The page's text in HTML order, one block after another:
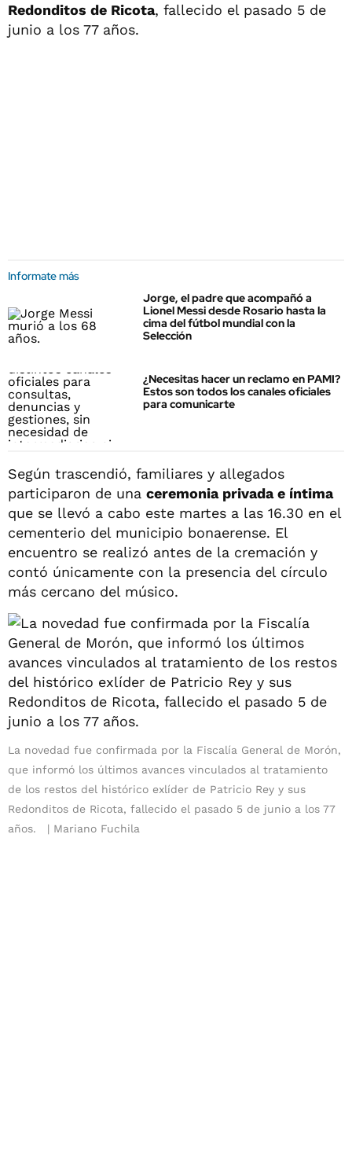
Redonditos de Ricota, fallecido el pasado 5 de
junio a los 77 años.
Informate más
Jorge, el padre que acompañó a
Lionel Messi desde Rosario hasta la
cima del fútbol mundial con la
Selección
¿Necesitas hacer un reclamo en PAMI?
Estos son todos los canales oficiales
para comunicarte
Según trascendió, familiares y allegados
participaron de una ceremonia privada e íntima
que se llevó a cabo este martes a las 16.30 en el
cementerio del municipio bonaerense. El
encuentro se realizó antes de la cremación y
contó únicamente con la presencia del círculo
más cercano del músico.
La novedad fue confirmada por la Fiscalía General de Morón,
que informó los últimos avances vinculados al tratamiento
de los restos del histórico exlíder de Patricio Rey y sus
Redonditos de Ricota, fallecido el pasado 5 de junio a los 77
años.
Mariano Fuchila